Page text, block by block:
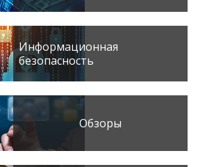
Информационная
безопасность
Обзоры